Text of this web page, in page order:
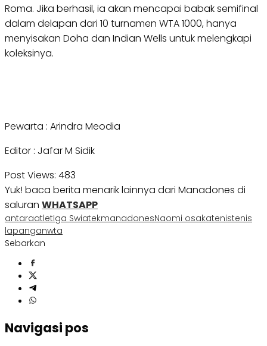
Roma. Jika berhasil, ia akan mencapai babak semifinal
dalam delapan dari 10 turnamen WTA 1000, hanya
menyisakan Doha dan Indian Wells untuk melengkapi
koleksinya.
Pewarta : Arindra Meodia
Editor : Jafar M Sidik
Post Views: 483
Yuk! baca berita menarik lainnya dari Manadones di
saluran WHATSAPP
antaraatletIga SwiatekmanadonesNaomi osakatenistenis
lapanganwta
Sebarkan
Navigasi pos